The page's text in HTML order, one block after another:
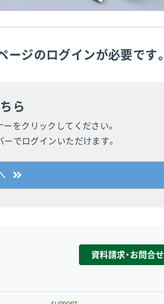
ージのログインが必要です。
ら
をクリックしてください。
でログインいただけます。
資料請求・お問合せ